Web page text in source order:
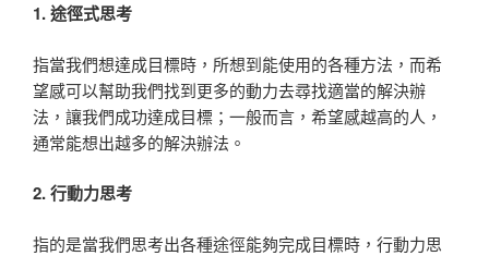
1. 途徑式思考
指當我們想達成目標時，所想到能使用的各種方法，而希
望感可以幫助我們找到更多的動力去尋找適當的解決辦
法，讓我們成功達成目標；一般而言，希望感越高的人，
通常能想出越多的解決辦法。
2. 行動力思考
指的是當我們思考出各種途徑能夠完成目標時，行動力思